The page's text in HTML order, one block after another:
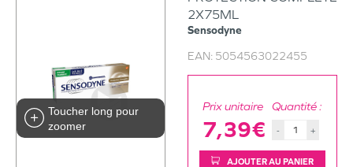
Toucher long pour
zoomer
2X75ML
Sensodyne
EAN: 5054563022455
Prix unitaire
7,39€
Quantité :
- +
AJOUTER AU PANIER